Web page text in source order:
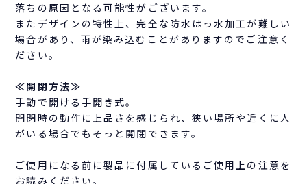
落ちの原因となる可能性がございます。
またデザインの特性上、完全な防水はっ水加工が難しい
場合があり、雨が染み込むことがありますのでご注意く
ださい。
≪開閉方法≫
手動で開ける手開き式。
開閉時の動作に上品さを感じられ、狭い場所や近くに人
がいる場合でもそっと開閉できます。
ご使用になる前に製品に付属しているご使用上の注意を
お読みください。